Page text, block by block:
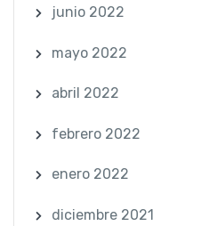
junio 2022
mayo 2022
abril 2022
febrero 2022
enero 2022
diciembre 2021